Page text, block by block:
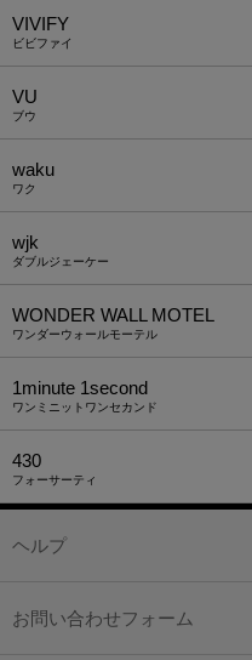
VIVIFY
ビビファイ
VU
ブウ
waku
ワク
wjk
ダブルジェーケー
WONDER WALL MOTEL
ワンダーウォールモーテル
1minute​ 1second
ワンミニットワンセカンド
430
フォーサーティ
ヘルプ
お問い合わせフォーム